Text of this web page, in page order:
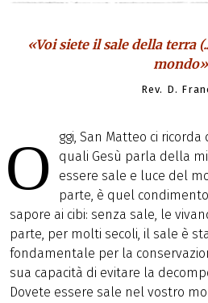
«Voi siete il sale della terra
mondo»
Rev. D.
O
ggi, San Matteo ci
quali Gesù parla della
essere sale e luce del
parte, è quel
sapore ai cibi: senza sale, le
parte, per molti secoli, il sale è
fondamentale per la
sua capacità di evitare la
Dovete essere sale nel vostro